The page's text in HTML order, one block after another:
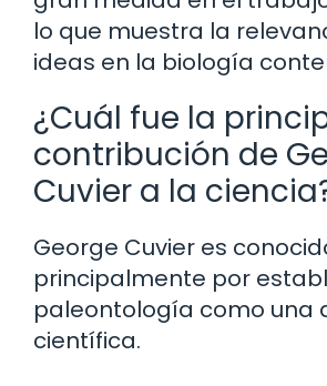
lo que muestra la
ideas en la biología
¿Cuál fue la
contribución de
Cuvier a la
George Cuvier es
principalmente por
paleontología como una
científica.